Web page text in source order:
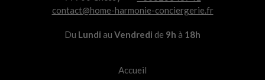
contact@home-harmonie-conciergerie.fr
Du Lundi au Vendredi de 9h à 18h
Accueil